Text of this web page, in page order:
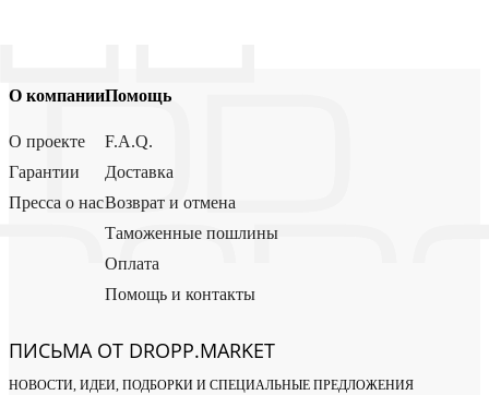
О компании
О проекте
Гарантии
Пресса о нас
Помощь
F.A.Q.
Доставка
Возврат и отмена
Таможенные пошлины
Оплата
Помощь и контакты
ПИСЬМА ОТ DROPP.MARKET
НОВОСТИ, ИДЕИ, ПОДБОРКИ И СПЕЦИАЛЬНЫЕ ПРЕДЛОЖЕНИЯ